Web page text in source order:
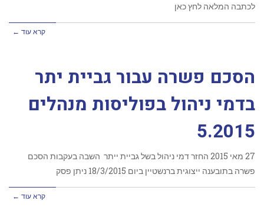
לכתבה המלאה לחץ כאן
קרא עוד ←
הסכם פשרה עבור גביית יתר
בדמי ניהול בפוליסות מנהלים
5.2015
‏27 מאי 2015 החזר דמי ניהול בשל גביית ייתר השבה בעקבות הסכם
פשרה בתובענה ייצוגית ברנשטיין ביום 18/3/2015 ניתן פסק
קרא עוד ←